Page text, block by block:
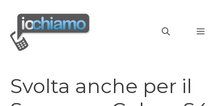
contenuto
Svolta anche per il